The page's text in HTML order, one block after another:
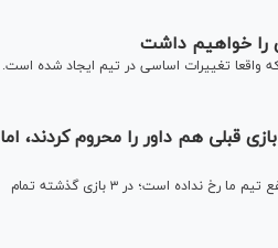
را خواهیم داشت
واقعا تغییرات اساسی در تیم ایجاد شده است.
کمالوند: ۱۲ مسابقه است یک اشتباه تاثیرگذار به نفع ما رخ نداده/در ۳ بازی قبلی هم داور را محروم کردند، اما
سرمربی تیم فوتبال نفت مسجد سلیمان گفت: ۱۲ مسابقه است که یک اشتباه تاثیرگذار به نفع تیم ما رخ نداده است؛ در ۳ بازی گذشته تمام